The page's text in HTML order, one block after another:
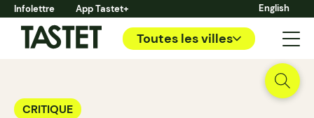
Infolettre App Tastet+ English
Toutes les villes
CRITIQUE